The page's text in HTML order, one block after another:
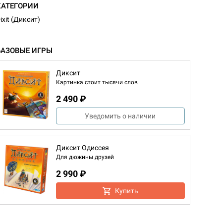
(Диксит)
ИГРЫ
Диксит
Картинка стоит тысячи слов
2 490 ₽
Уведомить о наличии
Диксит Одиссея
Для дюжины друзей
2 990 ₽
Купить